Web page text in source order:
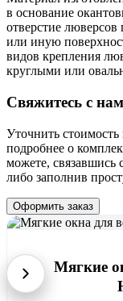
в основание
отверстие люверсов
или иную
видов крепления
круглыми или
Свяжитесь с
Уточнить
подробнее о
можете, связавшись
либо заполнив
Оформить заказ
Мягкие